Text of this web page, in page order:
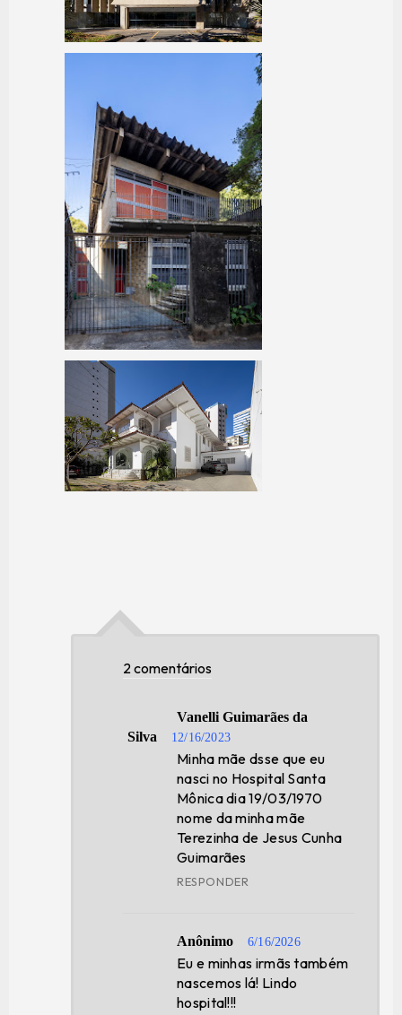
2 comentários
Vanelli Guimarães da
Silva
12/16/2023
Minha mãe dsse que eu
nasci no Hospital Santa
Mônica dia 19/03/1970
nome da minha mãe
Terezinha de Jesus Cunha
Guimarães
RESPONDER
Anônimo 6/16/2026
Eu e minhas irmãs também
nascemos lá! Lindo
hospital!!!